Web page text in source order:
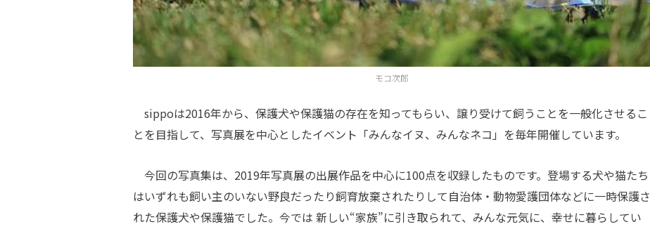
モコ次郎
sippoは2016年から、保護犬や保護猫の存在を知ってもらい、譲り受けて飼うことを一般化させるこ
とを目指して、写真展を中心としたイベント「みんなイヌ、みんなネコ」を毎年開催しています。
今回の写真集は、2019年写真展の出展作品を中心に100点を収録したものです。登場する犬や猫たち
はいずれも飼い主のいない野良だったり飼育放棄されたりして自治体・動物愛護団体などに一時保護さ
れた保護犬や保護猫でした。今では 新しい“家族”に引き取られて、みんな元気に、幸せに暮らしてい